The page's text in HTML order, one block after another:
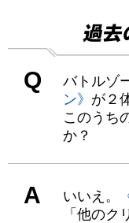
過去
Q バトルゾ
ン》 が２
このうち
か？
A いいえ。
「他のク